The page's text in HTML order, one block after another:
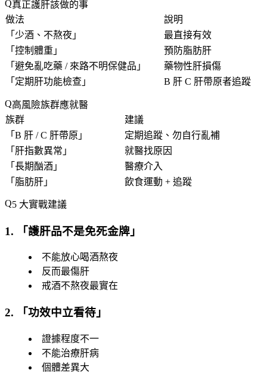
真正護肝該做的事
做法
說明
「 少酒、不熬夜 」
最直接有效
「 控制體重 」
預防脂肪肝
「 避免亂吃藥 / 來路不明保健品 」
藥物性肝損傷
「 定期肝功能檢查 」 B 肝 C 肝帶原者追蹤
高風險族群應就醫
族群
建議
「 B 肝 / C 肝帶原 」
定期追蹤、勿自行亂補
「 肝指數異常 」
就醫找原因
「 長期酗酒 」
醫療介入
「 脂肪肝 」 飲食運動 + 追蹤
5 大實戰建議
1. 「護肝品不是免死金牌 」
不能放心喝酒熬夜
反而最傷肝
戒酒不熬夜最實在
2. 「功效中立看待 」
證據程度不一
不能治療肝病
個體差異大